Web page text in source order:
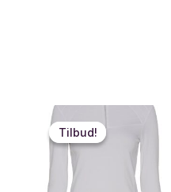
Tilbud!
Tilbud!